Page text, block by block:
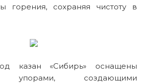
горения, сохраняя чистоту в
казан «Сибирь» оснащены
упорами, создающими